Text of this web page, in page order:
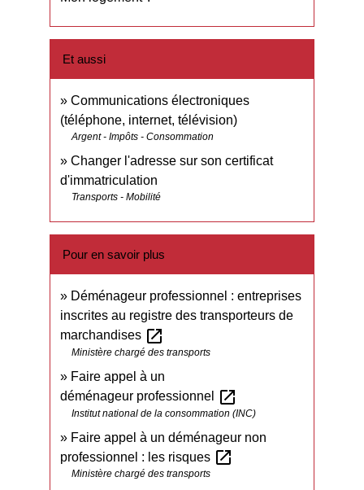
Et aussi
Communications électroniques
(téléphone, internet, télévision)
Argent - Impôts - Consommation
Changer l'adresse sur son certificat
d'immatriculation
Transports - Mobilité
Pour en savoir plus
Déménageur professionnel : entreprises
inscrites au registre des transporteurs de
marchandises open_in_new
Ministère chargé des transports
Faire appel à un
déménageur professionnel
open_in_new
Institut national de la consommation (INC)
Faire appel à un déménageur non
professionnel : les risques open_in_new
Ministère chargé des transports